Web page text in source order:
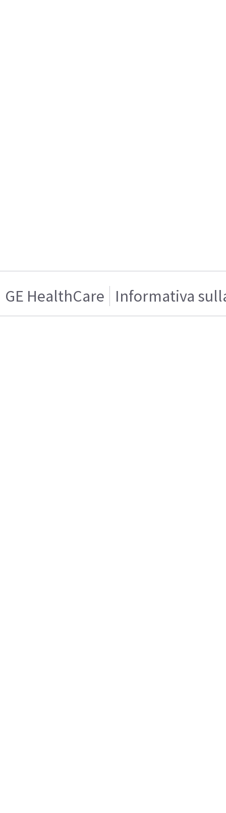
GE HealthCare Informativa